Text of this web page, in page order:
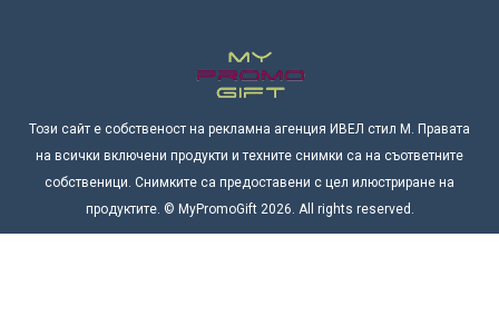
Този сайт е собственост на рекламна агенция ИВЕЛ стил М. Правата
на всички включени продукти и техните снимки са на съответните
собственици. Снимките са предоставени с цел илюстриране на
продуктите. © MyPromoGift 2026. All rights reserved.